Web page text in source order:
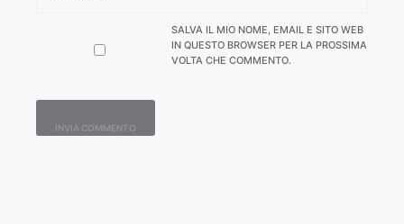
SALVA IL MIO NOME, EMAIL E SITO WEB
IN QUESTO BROWSER PER LA PROSSIMA
VOLTA CHE COMMENTO.